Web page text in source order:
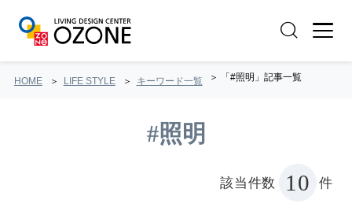
HOME LIFE STYLE キーワード一覧 「#照明」記事一覧
#照明
該当件数 10 件